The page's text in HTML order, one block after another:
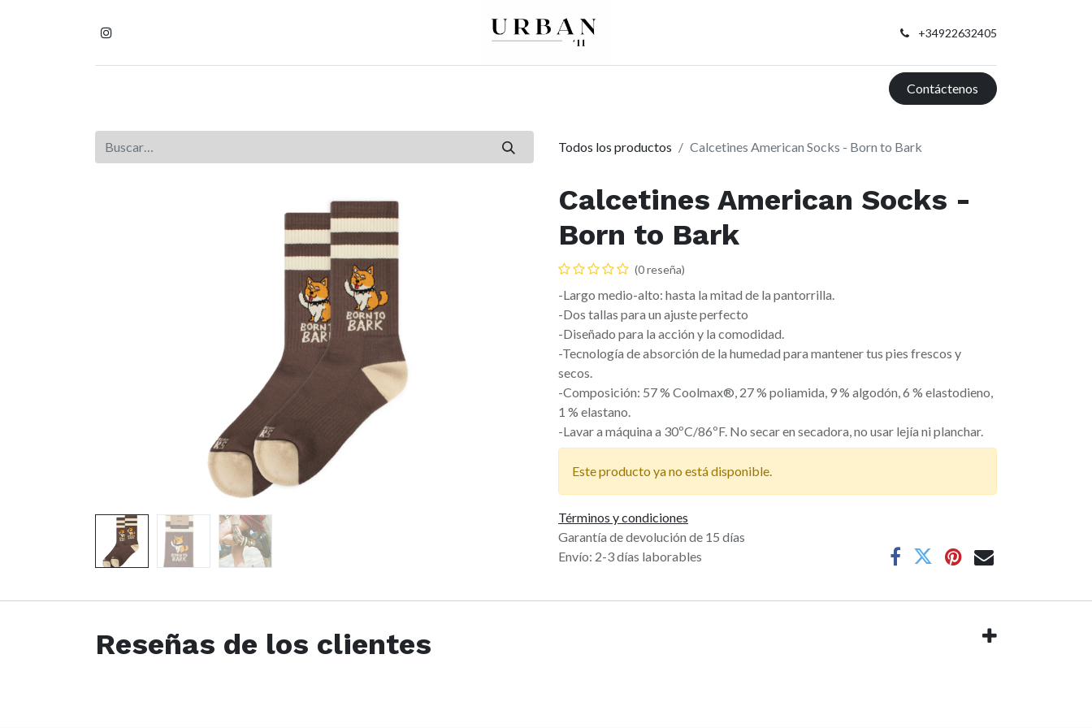
+34922632405
Contáctenos
Todos los productos Calcetines American Socks - Born to Bark
Calcetines American Socks -
Born to Bark
(0 reseña)
-Largo medio-alto: hasta la mitad de la pantorrilla.
-Dos tallas para un ajuste perfecto
-Diseñado para la acción y la comodidad.
-Tecnología de absorción de la humedad para mantener tus pies frescos y
secos.
-Composición: 57 % Coolmax®, 27 % poliamida, 9 % algodón, 6 % elastodieno,
1 % elastano.
-Lavar a máquina a 30ºC/86ºF. No secar en secadora, no usar lejía ni planchar.
Este producto ya no está disponible.
Términos y condiciones
Garantía de devolución de 15 días
Envío: 2-3 días laborables
Reseñas de los clientes